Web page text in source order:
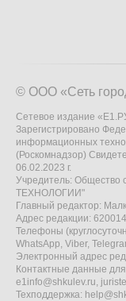
© ООО «Сеть
Сетевое издание
Зарегистрировано
информационных
(Роскомнадзор)
06.02.2023 г.
Учредитель: Общество
ТЕХНОЛОГИИ"
Главный редактор:
Адрес редакции:
Телефоны
WhatsApp, Viber,
Электронный адрес
Контактные данные
e1info@shkulev.ru,
Техподдержка: